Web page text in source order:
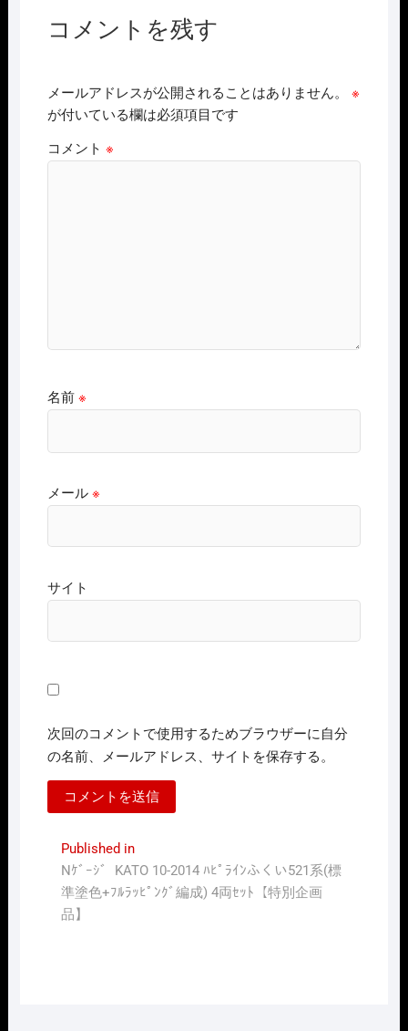
コメントを残す
メールアドレスが公開されることはありません。
※
が付いている欄は必須項目です
コメント ※
名前 ※
メール ※
サイト
次回のコメントで使用するためブラウザーに自分
の名前、メールアドレス、サイトを保存する。
投
稿
ナ
Published in
Nｹﾞｰｼﾞ KATO 10-2014 ﾊﾋﾟﾗｲﾝふくい521系(標
準塗色+ﾌﾙﾗｯﾋﾟﾝｸﾞ編成) 4両ｾｯﾄ【特別企画
品】